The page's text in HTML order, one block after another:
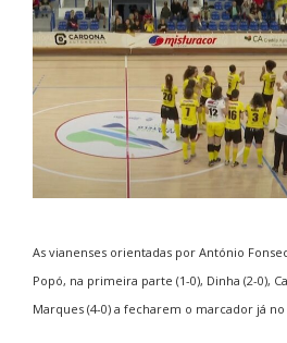
As vianenses orientadas por António
Popó, na primeira parte (1-0), Dinha (2-0),
Marques (4-0) a fecharem o marcador já